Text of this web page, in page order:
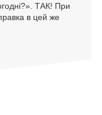
ТАК! При
в цей же